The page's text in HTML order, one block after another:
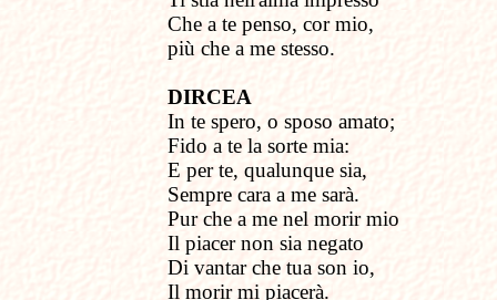
Che a te penso, cor mio,
più che a me stesso.
DIRCEA
In te spero, o sposo amato;
Fido a te la sorte mia:
E per te, qualunque sia,
Sempre cara a me sarà.
Pur che a me nel morir mio
Il piacer non sia negato
Di vantar che tua son io,
Il morir mi piacerà.